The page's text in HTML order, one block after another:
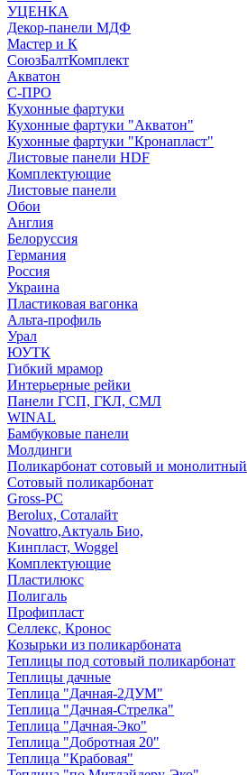
УЦЕНКА
Декор-панели МДФ
Мастер и К
СоюзБалтКомплект
Акватон
С-ПРО
Кухонные фартуки
Кухонные фартуки "Акватон"
Кухонные фартуки "Кронапласт"
Листовые панели HDF
Комплектующие
Листовые панели
Обои
Англия
Белоруссия
Германия
Россия
Украина
Пластиковая вагонка
Альта-профиль
Урал
ЮУТК
Гибкий мрамор
Интерьерные рейки
Панели ГСП, ГКЛ, СМЛ
WINAL
Бамбуковые панели
Молдинги
Поликарбонат сотовый и монолитный
Сотовый поликарбонат
Gross-PC
Berolux, Соталайт
Novattro,Актуаль Био,
Кинпласт, Woggel
Комплектующие
Пластилюкс
Полигаль
Профипласт
Селлекс, Кронос
Козырьки из поликарбоната
Теплицы под сотовый поликарбонат
Теплицы дачные
Теплица "Дачная-2ДУМ"
Теплица "Дачная-Стрелка"
Теплица "Дачная-Эко"
Теплица "Добротная 20"
Теплица "Крабовая"